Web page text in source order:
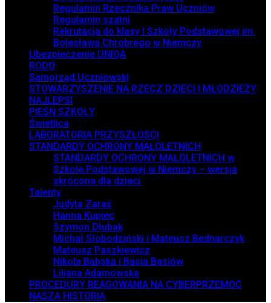
Regulamin Rzecznika Praw Uczniów
Regulamin szatni
Rekrutacja do klasy I Szkoły Podstawowej im.
Bolesława Chrobrego w Niemczy
Ubezpieczenie UNIQA
RODO
Samorząd Uczniowski
STOWARZYSZENIE NA RZECZ DZIECI I MŁODZIEŻY
NAJLEPSI
PIEŚŃ SZKOŁY
Świetlica
LABORATORIA PRZYSZŁOŚCI
STANDARDY OCHRONY MAŁOLETNICH
STANDARDY OCHRONY MAŁOLETNICH w
Szkole Podstawowej w Niemczy – wersja
skrócona dla dzieci.
Talenty
Judyta Zaraś
Hanna Kupiec
Szymon Dłubak
Michał Słobodziński i Mateusz Bednarczyk
Mateusz Paszkiewicz
Nikola Babska i Basia Basiów
Liliana Adamowska
PROCEDURY REAGOWANIA NA CYBERPRZEMOC
NASZA HISTORIA